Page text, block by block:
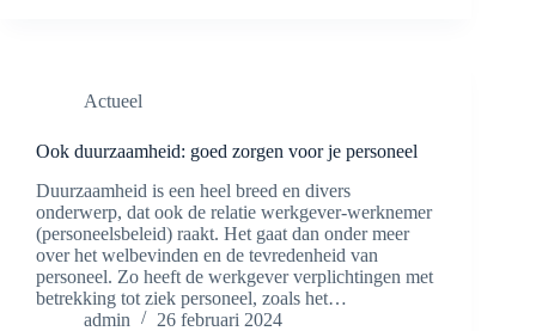
Actueel
Ook duurzaamheid: goed zorgen voor je personeel
Duurzaamheid is een heel breed en divers
onderwerp, dat ook de relatie werkgever-werknemer
(personeelsbeleid) raakt. Het gaat dan onder meer
over het welbevinden en de tevredenheid van
personeel. Zo heeft de werkgever verplichtingen met
betrekking tot ziek personeel, zoals het…
admin
26 februari 2024